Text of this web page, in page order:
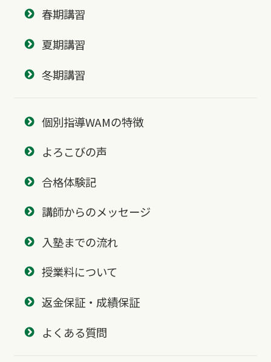
春期講習
夏期講習
冬期講習
個別指導WAMの特徴
よろこびの声
合格体験記
講師からのメッセージ
入塾までの流れ
授業料について
返金保証・成績保証
よくある質問